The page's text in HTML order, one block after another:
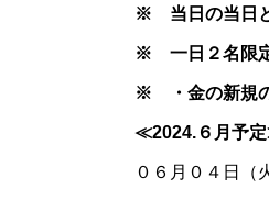
※ 当日の当日と
※ 一日２名限定
※ ・金の新規の
≪2024.６月予
０６月０４日